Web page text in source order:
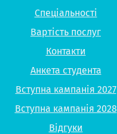
Спеціальності
Вартість послуг
Контакти
Анкета студента
Вступна кампанія 2027
Вступна кампанія 2028
Відгуки